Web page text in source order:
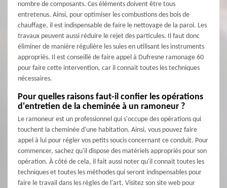
nombre de composants. Ces éléments doivent être tous
entretenus. Ainsi, pour optimiser les combustions des bois de
chauffage, il est indispensable de faire le nettoyage de la paroi. Les
travaux peuvent aussi réduire le rejet des particules. Il faut donc
éliminer de manière régulière les suies en utilisant les instruments
appropriés. Il est conseillé de faire appel à Dufresne ramonage 60
pour faire cette intervention, car il connait toutes les techniques
nécessaires.
Pour quelles raisons faut-il confier les opérations
d'entretien de la cheminée à un ramoneur ?
Le ramoneur est un professionnel qui s'occupe des opérations qui
touchent la cheminée d'une habitation. Ainsi, vous pouvez faire
appel à lui pour régler vos petits soucis concernant ce conduit. Pour
commencer, sachez qu'il dispose des matériels appropriés pour son
opération. À côté de cela, il fait aussi noter qu'il connait toutes les
techniques et toutes les méthodes qui seront indispensables pour
faire le travail dans les règles de l'art. Visitez son site web pour